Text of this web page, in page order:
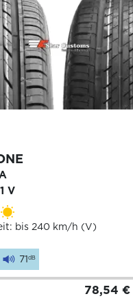
V
bis 240 km/h (V)
71dB
78,54 €